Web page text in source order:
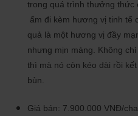
trong quá trình thưởng thức
ấm đi kèm hương vị tinh
quả là một hương vị đầy
nhưng mịn màng. Không
thì mà nó còn kéo dài rồi
bùn.
Giá bán: 7.900.000 VNĐ/